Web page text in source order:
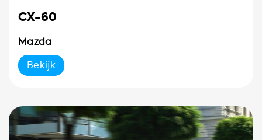
CX-60
Mazda
Bekijk